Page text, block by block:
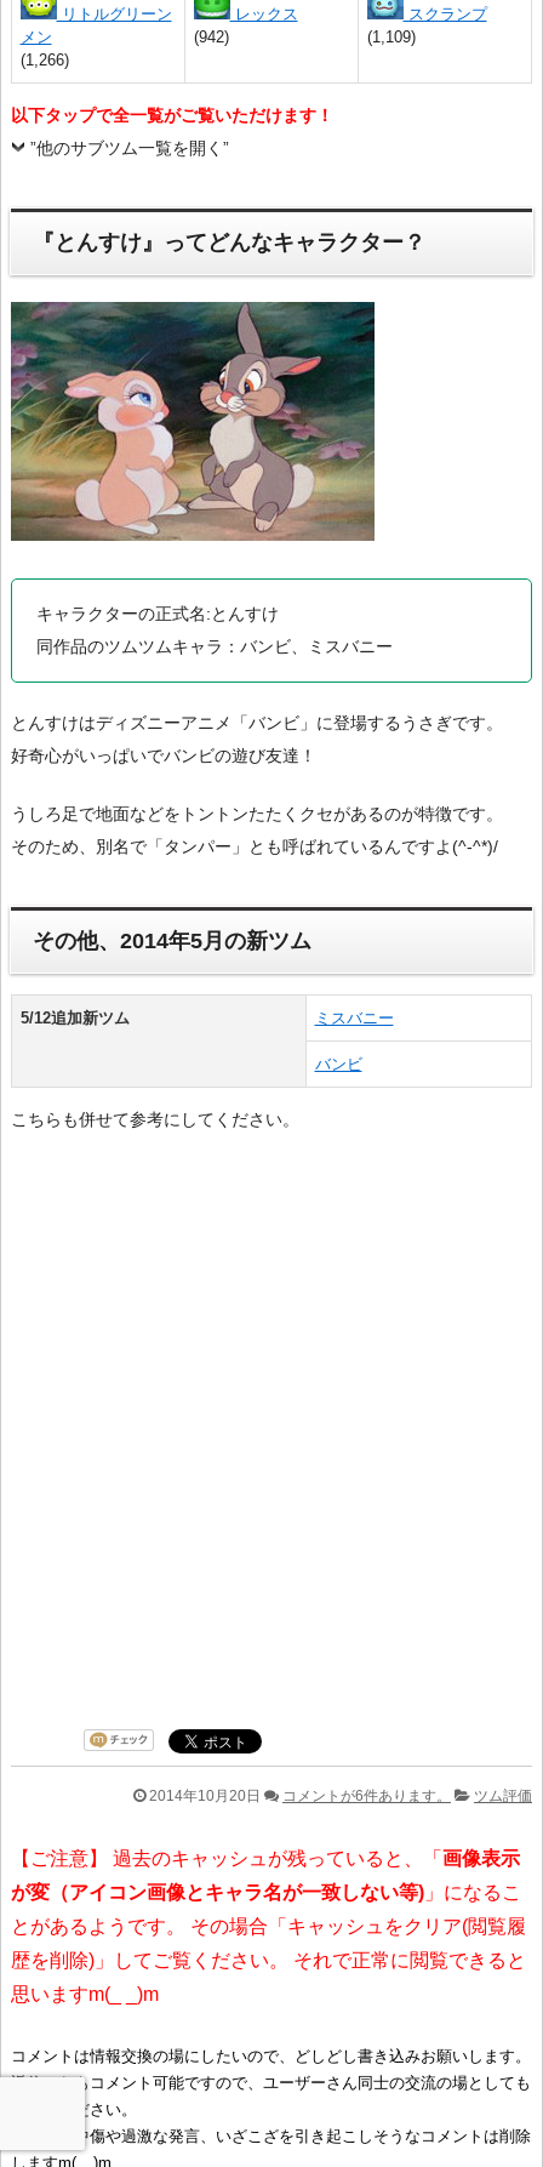
リトルグリーン
メン
(1,266)
レックス
(942)
スクランプ
(1,109)
以下タップで全一覧がご覧いただけます！
”他のサブツム一覧を開く”
『とんすけ』ってどんなキャラクター？
キャラクターの正式名:とんすけ
同作品のツムツムキャラ：バンビ、ミスバニー
とんすけはディズニーアニメ「バンビ」に登場するうさぎです。
好奇心がいっぱいでバンビの遊び友達！
うしろ足で地面などをトントンたたくクセがあるのが特徴です。
そのため、別名で「タンパー」とも呼ばれているんですよ(^-^*)/
その他、2014年5月の新ツム
5/12追加新ツム ミスバニー
バンビ
こちらも併せて参考にしてください。
2014年10月20日 コメントが6件あります。 ツム評価
【ご注意】 過去のキャッシュが残っていると、「 画像表示
が変（アイコン画像とキャラ名が一致しない等) 」になるこ
とがあるようです。 その場合「キャッシュをクリア(閲覧履
歴を削除)」してご覧ください。 それで正常に閲覧できると
思いますm(_ _)m
コメントは情報交換の場にしたいので、どしどし書き込みお願いします。
返信からもコメント可能ですので、ユーザーさん同士の交流の場としても
ご利用ください。
ただし、中傷や過激な発言、いざこざを引き起こしそうなコメントは削除
しますm(__)m